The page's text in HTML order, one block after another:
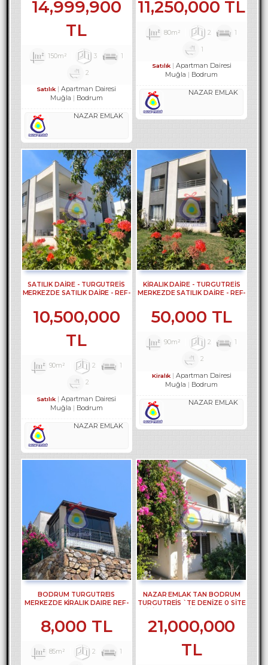
14,999,900
TL
150m² 3 1
2
Satılık
Apartman Dairesi
Muğla
Bodrum
NAZAR EMLAK
11,250,000 TL
80m² 2 1
1
Satılık
Apartman Dairesi
Muğla
Bodrum
NAZAR EMLAK
SATILIK DAİRE - TURGUTREİS
MERKEZDE SATILIK DAİRE - REF-
10,500,000
TL
90m² 2 1
2
Satılık
Apartman Dairesi
Muğla
Bodrum
NAZAR EMLAK
KİRALIK DAİRE - TURGUTREİS
MERKEZDE SATILIK DAİRE - REF-
50,000 TL
90m² 2 1
2
Kiralık
Apartman Dairesi
Muğla
Bodrum
NAZAR EMLAK
BODRUM TURGUTREIS
MERKEZDE KİRALIK DAIRE REF-
8,000 TL
85m² 2 1
NAZAR EMLAK TAN BODRUM
TURGUTREİS `TE DENİZE 0 SİTE
21,000,000
TL